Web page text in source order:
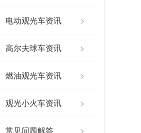
电动观光车资讯 >
高尔夫球车资讯 >
燃油观光车资讯 >
观光小火车资讯 >
常见问题解答 >